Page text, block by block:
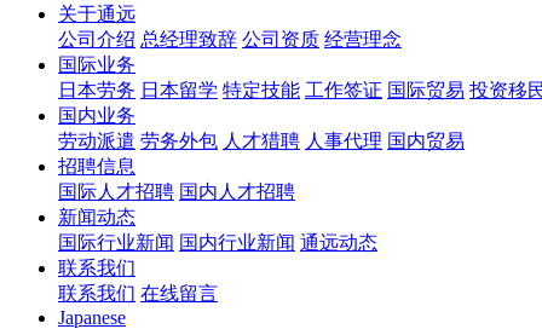
关于通远
公司介绍 总经理致辞 公司资质 经营理念
国际业务
日本劳务 日本留学 特定技能 工作签证 国际贸易 投资移
国内业务
劳动派遣 劳务外包 人才猎聘 人事代理 国内贸易
招聘信息
国际人才招聘 国内人才招聘
新闻动态
国际行业新闻 国内行业新闻 通远动态
联系我们
联系我们 在线留言
Japanese